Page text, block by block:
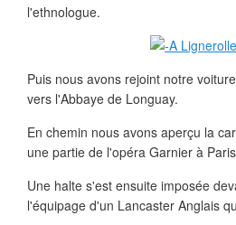
l'ethnologue.
Puis nous avons rejoint notre
vers l'Abbaye de Longuay.
En chemin nous avons aperçu la
une partie de l'opéra Garnier à
Une halte s'est ensuite imposée
l'équipage d'un Lancaster Anglais